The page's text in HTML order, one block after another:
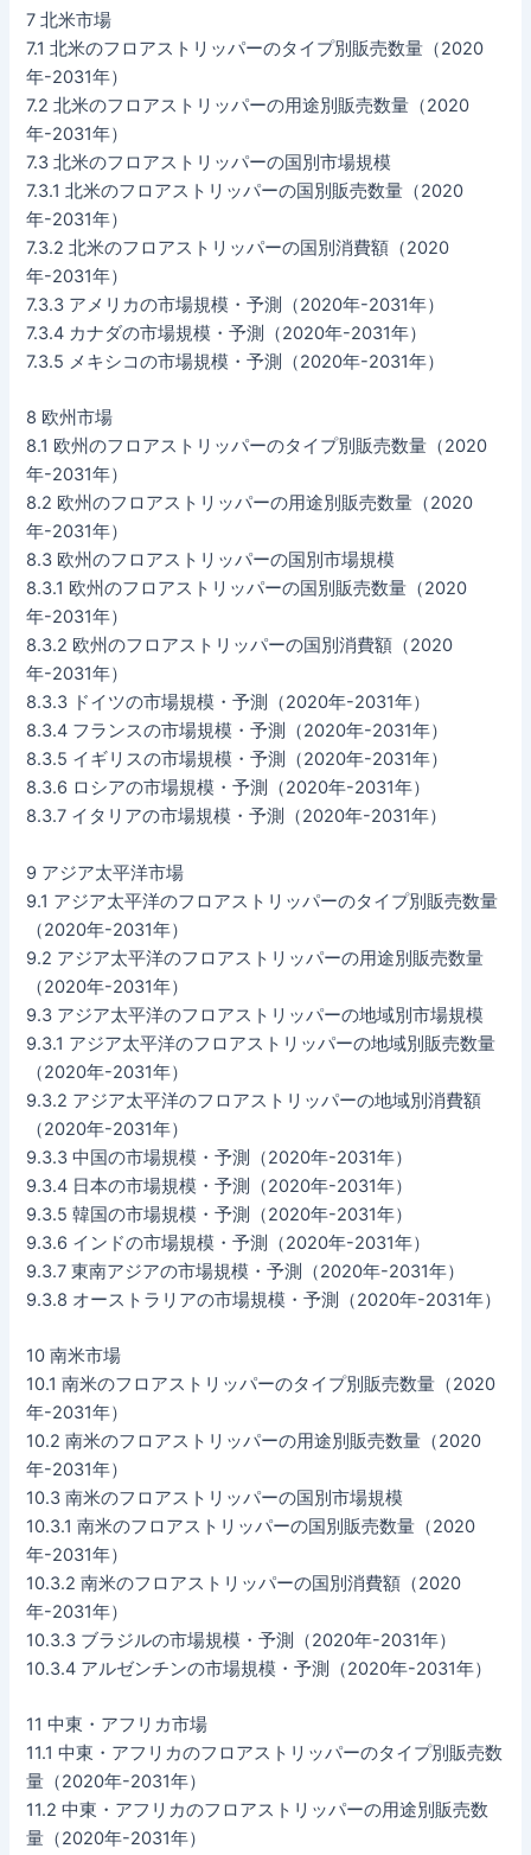
7 北米市場
7.1 北米のフロアストリッパーのタイプ別販売数量（2020
年-2031年）
7.2 北米のフロアストリッパーの用途別販売数量（2020
年-2031年）
7.3 北米のフロアストリッパーの国別市場規模
7.3.1 北米のフロアストリッパーの国別販売数量（2020
年-2031年）
7.3.2 北米のフロアストリッパーの国別消費額（2020
年-2031年）
7.3.3 アメリカの市場規模・予測（2020年-2031年）
7.3.4 カナダの市場規模・予測（2020年-2031年）
7.3.5 メキシコの市場規模・予測（2020年-2031年）
8 欧州市場
8.1 欧州のフロアストリッパーのタイプ別販売数量（2020
年-2031年）
8.2 欧州のフロアストリッパーの用途別販売数量（2020
年-2031年）
8.3 欧州のフロアストリッパーの国別市場規模
8.3.1 欧州のフロアストリッパーの国別販売数量（2020
年-2031年）
8.3.2 欧州のフロアストリッパーの国別消費額（2020
年-2031年）
8.3.3 ドイツの市場規模・予測（2020年-2031年）
8.3.4 フランスの市場規模・予測（2020年-2031年）
8.3.5 イギリスの市場規模・予測（2020年-2031年）
8.3.6 ロシアの市場規模・予測（2020年-2031年）
8.3.7 イタリアの市場規模・予測（2020年-2031年）
9 アジア太平洋市場
9.1 アジア太平洋のフロアストリッパーのタイプ別販売数量
（2020年-2031年）
9.2 アジア太平洋のフロアストリッパーの用途別販売数量
（2020年-2031年）
9.3 アジア太平洋のフロアストリッパーの地域別市場規模
9.3.1 アジア太平洋のフロアストリッパーの地域別販売数量
（2020年-2031年）
9.3.2 アジア太平洋のフロアストリッパーの地域別消費額
（2020年-2031年）
9.3.3 中国の市場規模・予測（2020年-2031年）
9.3.4 日本の市場規模・予測（2020年-2031年）
9.3.5 韓国の市場規模・予測（2020年-2031年）
9.3.6 インドの市場規模・予測（2020年-2031年）
9.3.7 東南アジアの市場規模・予測（2020年-2031年）
9.3.8 オーストラリアの市場規模・予測（2020年-2031年）
10 南米市場
10.1 南米のフロアストリッパーのタイプ別販売数量（2020
年-2031年）
10.2 南米のフロアストリッパーの用途別販売数量（2020
年-2031年）
10.3 南米のフロアストリッパーの国別市場規模
10.3.1 南米のフロアストリッパーの国別販売数量（2020
年-2031年）
10.3.2 南米のフロアストリッパーの国別消費額（2020
年-2031年）
10.3.3 ブラジルの市場規模・予測（2020年-2031年）
10.3.4 アルゼンチンの市場規模・予測（2020年-2031年）
11 中東・アフリカ市場
11.1 中東・アフリカのフロアストリッパーのタイプ別販売数
量（2020年-2031年）
11.2 中東・アフリカのフロアストリッパーの用途別販売数
量（2020年-2031年）